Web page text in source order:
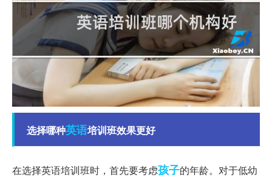
选择哪种英语培训班效果更好
在选择英语培训班时，首先要考虑孩子的年龄。对于低幼